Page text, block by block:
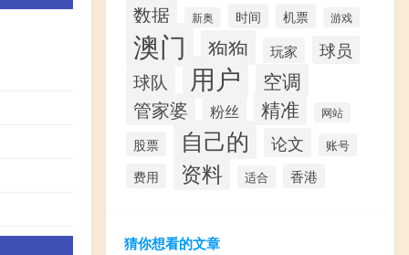
数据 新奥 时间 机票 游戏
澳门 狗狗 玩家 球员
球队 用户 空调
管家婆 粉丝 精准 网站
股票 自己的 论文 账号
费用 资料 适合 香港
猜你想看的文章